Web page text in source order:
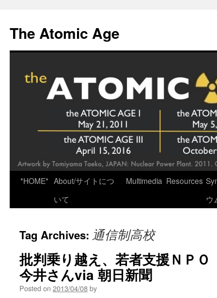
content
The Atomic Age
*HOME* About/サイトにつ
いて
Multimedia Resources
ウ
Tag Archives: 通信制高校
批判乗り越え、若者支援ＮＰ
今井さんvia 朝日新聞
Posted on 2013/04/08by